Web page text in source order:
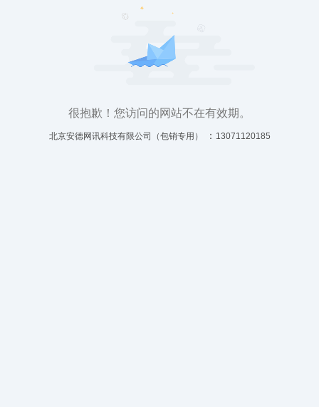
很抱歉！您访问的网站不在有效期。
北京安德网讯科技有限公司（包销专用） ： 13071120185